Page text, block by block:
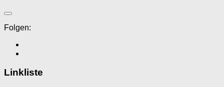
Folgen:
Linkliste